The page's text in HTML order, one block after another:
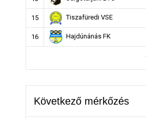
15 Tiszafüredi VSE
16 Hajdúnánás FK
Következő mérkőzés